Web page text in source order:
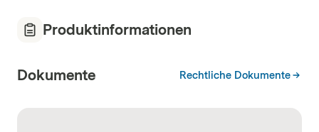
Produktinformationen
Dokumente Rechtliche Dokumente